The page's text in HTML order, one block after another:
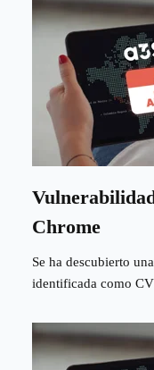
Chrome
Se ha descubierto
identificada como